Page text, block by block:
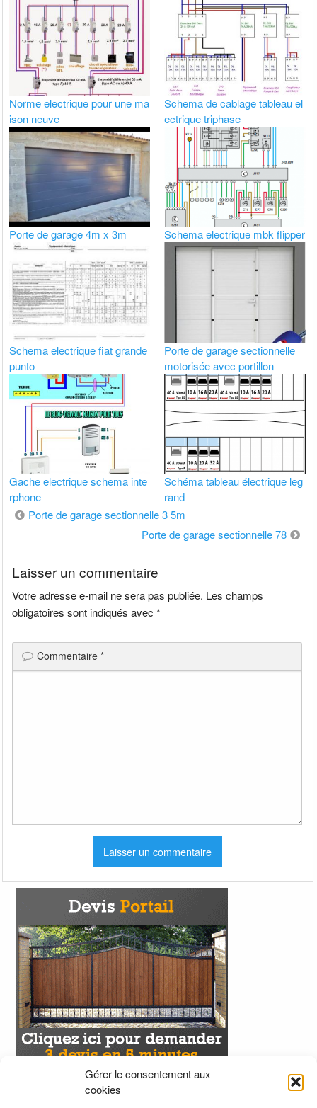
Gérer le consentement aux
cookies
Norme electrique pour une ma
ison neuve
Schema de cablage tableau el
ectrique triphase
Porte de garage 4m x 3m Schema electrique mbk flipper
Schema electrique fiat grande
punto
Porte de garage sectionnelle
motorisée avec portillon
Gache electrique schema inte
rphone
Schéma tableau électrique leg
rand
Navigation
Porte de garage sectionnelle 3 5m
Porte de garage sectionnelle 78
Laisser un commentaire
Votre adresse e-mail ne sera pas publiée. Les champs
obligatoires sont indiqués avec*
Commentaire*